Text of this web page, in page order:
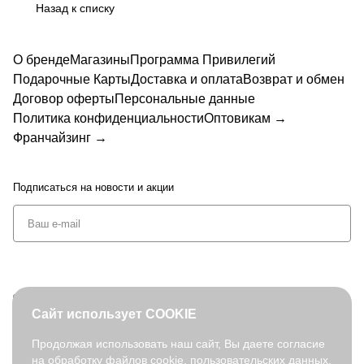
Назад к списку
О брендеМагазиныПрограмма Привилегий
Подарочные КартыДоставка и оплатаВозврат и обмен
Договор офертыПерсональные данные
Политика конфиденциальностиОптовикам →
Франчайзинг →
Подписаться на новости и акции
Сайт использует COOKIE
Продолжая использовать наш сайт, Вы даете согласие
на обработку файлов cookie, пользовательских данных,